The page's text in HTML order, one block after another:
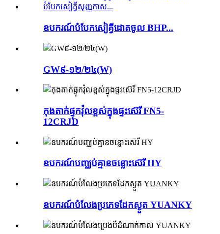
ឧបករណ៍​បំបែក​សៀគ្វី​ដោត​ចូល BHP...
GW៩-១២/២៤(W)
កុងតាក់ផ្ទុកវ៉ុលខ្ពស់ក្នុងផ្ទះស៊េរី FN5-
12CRJD
ឧបករណ៍​បញ្ឈប់​គ្មាន​ចន្លោះ​ស៊េរី HY
ឧបករណ៍បំលែងប្រភេទដែកស្ងួត YUANKY